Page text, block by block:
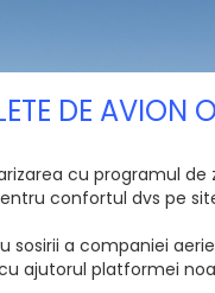
DE AVION
cu programul
confortul dvs pe
a companiei
ajutorul platformei